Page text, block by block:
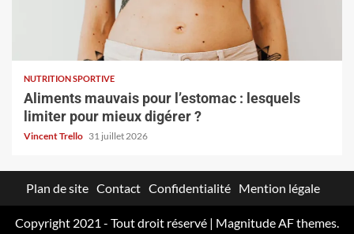
NUTRITION SPORTIVE
Aliments mauvais pour l’estomac : lesquels
limiter pour mieux digérer ?
Vincent Trello 31 juillet 2026
Plan de site Contact Confidentialité Mention légale
Copyright 2021 - Tout droit réservé | MagnitudeAF themes.